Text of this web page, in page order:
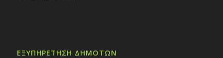
ΕΞΥΠΗΡΕΤΗΣΗ ΔΗΜΟΤΩΝ